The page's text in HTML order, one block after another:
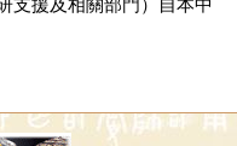
支援及相關部門）自本中